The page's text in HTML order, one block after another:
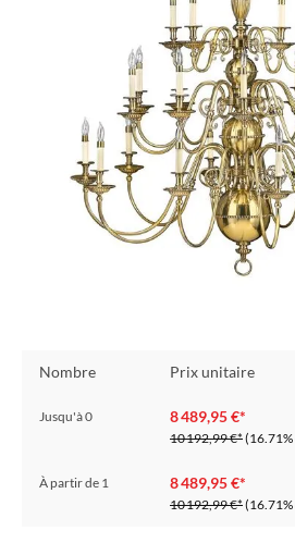
Nombre Prix unitaire
Jusqu'à0 8 489,95 €*
10 192,99 €*
À partir de 1 8 489,95 €*
10 192,99 €*